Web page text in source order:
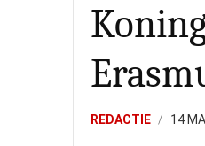
REDACTIE 14